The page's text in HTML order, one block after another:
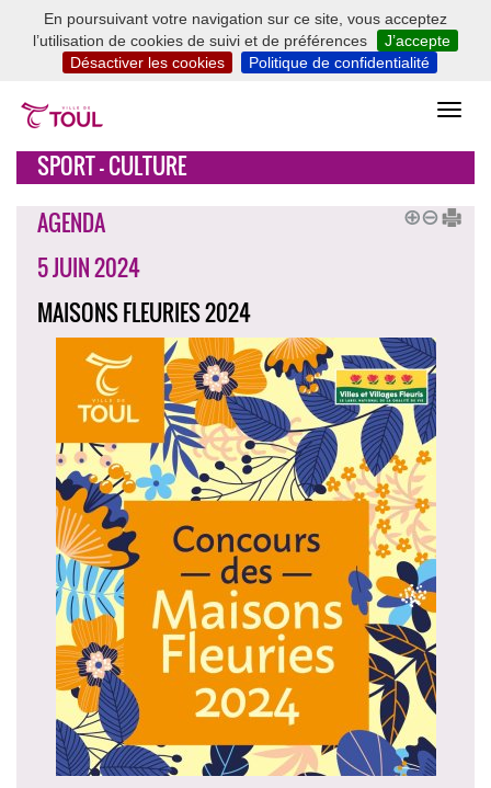
En poursuivant votre navigation sur ce site, vous acceptez
l’utilisation de cookies de suivi et de préférences
J’accepte
Désactiver les cookies
Politique de confidentialité
SPORT - CULTURE
AGENDA
5 JUIN 2024
MAISONS FLEURIES 2024